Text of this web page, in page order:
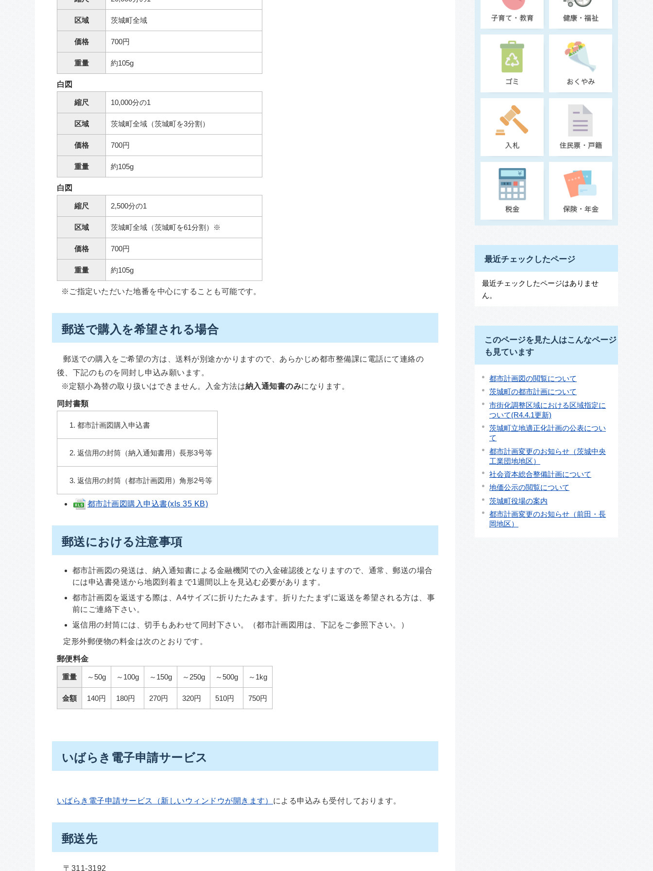
区域 茨城町全域
価格 700円
重量 約105g
白図
縮尺 10,000分の1
区域 茨城町全域（茨城町を3分割）
価格 700円
重量 約105g
白図
縮尺 2,500分の1
区域 茨城町全域（茨城町を61分割）※
価格 700円
重量 約105g
※ご指定いただいた地番を中心にすることも可能です。
郵送で購入を希望される場合
郵送での購入をご希望の方は、送料が別途かかりますので、あらかじめ都市整備課に電話にて連絡の
後、下記のものを同封し申込み願います。
※定額小為替の取り扱いはできません。入金方法は納入通知書のみになります。
同封書類
都市計画図購入申込書
返信用の封筒（納入通知書用）長形3号等
返信用の封筒（都市計画図用）角形2号等
都市計画図購入申込書(xls 35 KB)
郵送における注意事項
都市計画図の発送は、納入通知書による金融機関での入金確認後となりますので、通常、郵送の場合
には申込書発送から地図到着まで1週間以上を見込む必要があります。
都市計画図を返送する際は、A4サイズに折りたたみます。折りたたまずに返送を希望される方は、事
前にご連絡下さい。
返信用の封筒には、切手もあわせて同封下さい。（都市計画図用は、下記をご参照下さい。）
定形外郵便物の料金は次のとおりです。
郵便料金
重量 ～50g ～100g ～150g ～250g ～500g ～1kg
金額 140円 180円 270円 320円 510円 750円
いばらき電子申請サービス
いばらき電子申請サービス（新しいウィンドウが開きます） による申込みも受付しております。
郵送先
〒311-3192
最近チェックしたページ
最近チェックしたページはありませ
ん。
このページを見た人はこんなページ
も見ています
都市計画図の閲覧について
茨城町の都市計画について
市街化調整区域における区域指定に
ついて(R4.4.1更新)
茨城町立地適正化計画の公表につい
て
都市計画変更のお知らせ（茨城中央
工業団地地区）
社会資本総合整備計画について
地価公示の閲覧について
茨城町役場の案内
都市計画変更のお知らせ（前田・長
岡地区）